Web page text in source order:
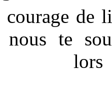
de
nous te